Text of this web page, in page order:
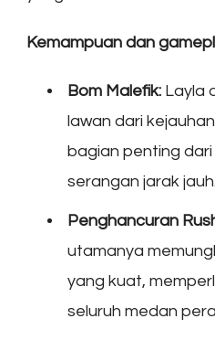
Kemampuan dan
Bom Malefik: Layla
lawan dari
bagian penting
serangan jarak jauh.
Penghancuran
utamanya
yang kuat,
seluruh medan